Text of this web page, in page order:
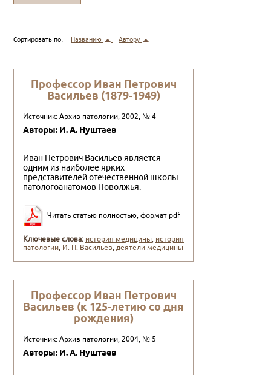
Сортировать по: Названию Автору
Профессор Иван Петрович
Васильев (1879-1949)
Источник: Архив патологии, 2002, № 4
Авторы: И. А. Нуштаев
Иван Петрович Васильев является
одним из наиболее ярких
представителей отечественной школы
патолого­анатомов Поволжья.
Читать статью полностью, формат pdf
Ключевые слова: история медицины, история
патологии, И. П. Васильев,деятели медицины
Профессор Иван Петрович
Васильев (к 125-летию со дня
рождения)
Источник: Архив патологии, 2004, № 5
Авторы: И. А. Нуштаев